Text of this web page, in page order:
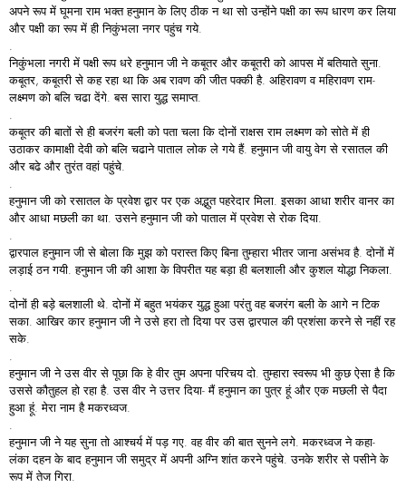
अपने रूप में घूमना राम भक्त हनुमान के लिए ठीक न था सो उन्होंने पक्षी का रूप धारण कर लिया
और पक्षी का रूप में ही निकुंभला नगर पहुंच गये.
.
निकुंभला नगरी में पक्षी रूप धरे हनुमान जी ने कबूतर और कबूतरी को आपस में बतियाते सुना.
कबूतर, कबूतरी से कह रहा था कि अब रावण की जीत पक्की है. अहिरावण व महिरावण राम-
लक्ष्मण को बलि चढा देंगे. बस सारा युद्ध समाप्त.
.
कबूतर की बातों से ही बजरंग बली को पता चला कि दोनों राक्षस राम लक्ष्मण को सोते में ही
उठाकर कामाक्षी देवी को बलि चढाने पाताल लोक ले गये हैं. हनुमान जी वायु वेग से रसातल की
और बढे और तुरंत वहां पहुंचे.
.
हनुमान जी को रसातल के प्रवेश द्वार पर एक अद्भुत पहरेदार मिला. इसका आधा शरीर वानर का
और आधा मछली का था. उसने हनुमान जी को पाताल में प्रवेश से रोक दिया.
.
द्वारपाल हनुमान जी से बोला कि मुझ को परास्त किए बिना तुम्हारा भीतर जाना असंभव है. दोनों में
लड़ाई ठन गयी. हनुमान जी की आशा के विपरीत यह बड़ा ही बलशाली और कुशल योद्धा निकला.
.
दोनों ही बड़े बलशाली थे. दोनों में बहुत भयंकर युद्ध हुआ परंतु वह बजरंग बली के आगे न टिक
सका. आखिर कार हनुमान जी ने उसे हरा तो दिया पर उस द्वारपाल की प्रशंसा करने से नहीं रह
सके.
.
हनुमान जी ने उस वीर से पूछा कि हे वीर तुम अपना परिचय दो. तुम्हारा स्वरूप भी कुछ ऐसा है कि
उससे कौतुहल हो रहा है. उस वीर ने उत्तर दिया- मैं हनुमान का पुत्र हूं और एक मछली से पैदा
हुआ हूं. मेरा नाम है मकरध्वज.
.
हनुमान जी ने यह सुना तो आश्चर्य में पड़ गए. वह वीर की बात सुनने लगे. मकरध्वज ने कहा-
लंका दहन के बाद हनुमान जी समुद्र में अपनी अग्नि शांत करने पहुंचे. उनके शरीर से पसीने के
रूप में तेज गिरा.